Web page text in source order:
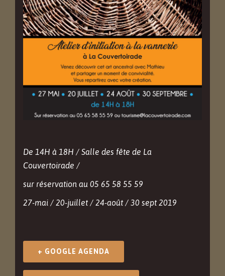
De 14H à 18H / Salle des fête de La
Couvertoirade /
sur réservation au 05 65 58 55 59
27-mai / 20-juillet / 24-août / 30 sept 2019
+ GOOGLE AGENDA